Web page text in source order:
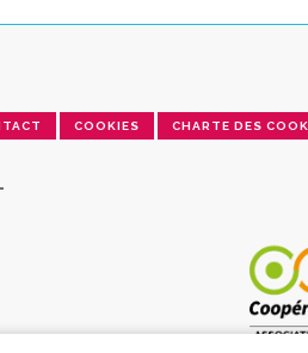
COOKIES CHARTE DES